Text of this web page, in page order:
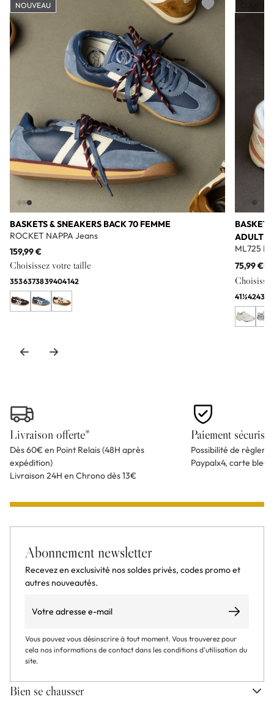
BASKETS & SNEAKERS BACK 70 FEMME
ROCKET NAPPA Jeans
159,99 €
Choisissez votre taille
3536373839404142
NOUVEAU
Add to wishlist
ADULTE
ML725
75,99 €
41½4243
Livraison offerte*
Dès 60€ en Point Relais (48H après
expédition)
Livraison 24H en Chrono dès 13€
Paiement sécurisé
Possibilité de
Paypalx4, carte
Abonnement newsletter
Recevez en exclusivité nos soldes privés, codes promo et
autres nouveautés.
S’abonner
Vous pouvez vous désinscrire à tout moment. Vous trouverez pour
cela nos informations de contact dans les conditions d'utilisation du
site.
Bien se chausser